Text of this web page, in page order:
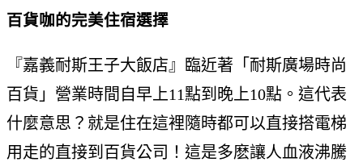
百貨咖的完美住宿選擇
『嘉義耐斯王子大飯店』臨近著「耐斯廣場時尚
百貨」營業時間自早上11點到晚上10點。這代表
什麼意思？就是住在這裡隨時都可以直接搭電梯
用走的直接到百貨公司！這是多麽讓人血液沸騰